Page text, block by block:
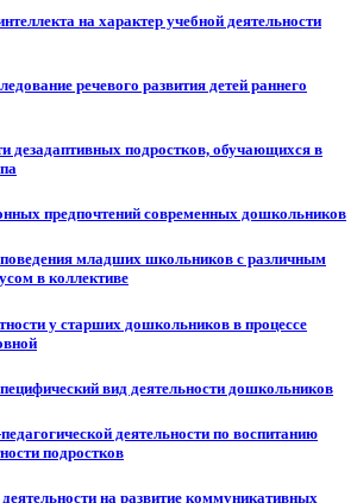
на характер учебной деятельности
речевого развития детей раннего
дезадаптивных подростков, обучающихся в
предпочтений современных дошкольников
поведения младших школьников с различным
в коллективе
у старших дошкольников в процессе
вид деятельности дошкольников
деятельности по воспитанию
подростков
на развитие коммуникативных